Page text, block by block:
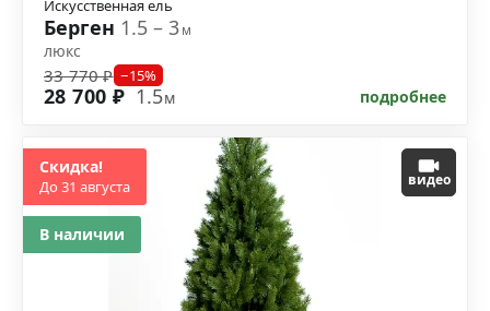
Искусственная ель
Берген 1.5 – 3м
люкс
33 770 ₽ −15%
28 700 ₽ 1.5м подробнее
видео
Скидка!
До 31 августа
В наличии